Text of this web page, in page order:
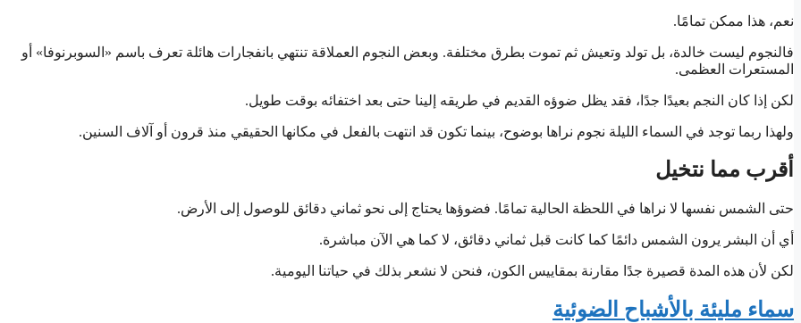
نعم، هذا ممكن تمامًا.
فالنجوم ليست خالدة، بل تولد وتعيش ثم تموت بطرق مختلفة. وبعض النجوم العملاقة تنتهي بانفجارات هائلة تعرف باسم «السوبرنوفا» أو
المستعرات العظمى.
لكن إذا كان النجم بعيدًا جدًا، فقد يظل ضوؤه القديم في طريقه إلينا حتى بعد اختفائه بوقت طويل.
ولهذا ربما توجد في السماء الليلة نجوم نراها بوضوح، بينما تكون قد انتهت بالفعل في مكانها الحقيقي منذ قرون أو آلاف السنين.
أقرب مما نتخيل
حتى الشمس نفسها لا نراها في اللحظة الحالية تمامًا. فضوؤها يحتاج إلى نحو ثماني دقائق للوصول إلى الأرض.
أي أن البشر يرون الشمس دائمًا كما كانت قبل ثماني دقائق، لا كما هي الآن مباشرة.
لكن لأن هذه المدة قصيرة جدًا مقارنة بمقاييس الكون، فنحن لا نشعر بذلك في حياتنا اليومية.
سماء مليئة بالأشباح الضوئية